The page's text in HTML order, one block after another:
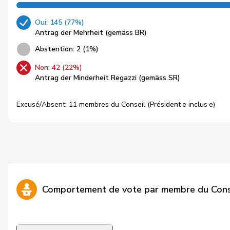
Oui: 145 (77%)
Antrag der Mehrheit (gemäss BR)
Abstention: 2 (1%)
Non: 42 (22%)
Antrag der Minderheit Regazzi (gemäss SR)
Excusé/Absent: 11 membres du Conseil (Président·e inclus·e)
Comportement de vote par membre du